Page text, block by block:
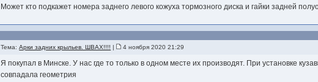
Может кто подкажет номера заднего левого кожуха тормозного диска и гайки задней
Тема:Арки задних крыльев. ШВАХ!!!! | 4 ноября 2020 21:29
Я покупал в Минске. У нас где то только в одном месте их производят. При установке
совпадала геометрия